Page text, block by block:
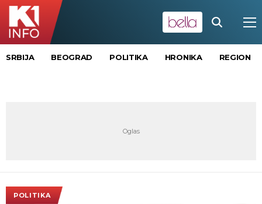
SRBIJA BEOGRAD POLITIKA HRONIKA REGION
POLITIKA